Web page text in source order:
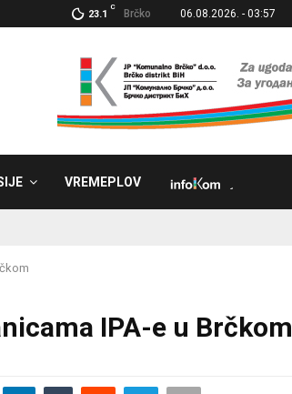
23.1
C
Brčko 06.08.2026. - 03:57
VREMEPLOV
IPA-e u Brčkom